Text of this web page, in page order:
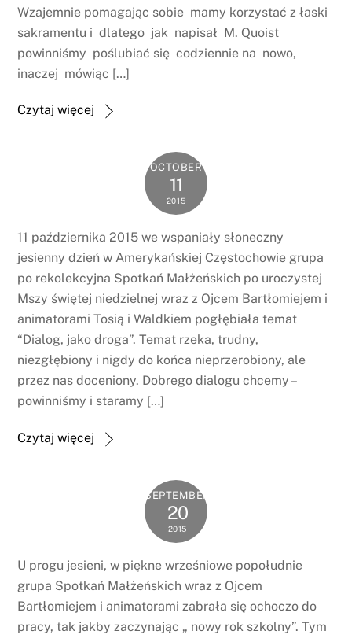
Wzajemnie pomagając sobie mamy korzystać z łaski
sakramentu i dlatego jak napisał M. Quoist
powinniśmy poślubiać się codziennie na nowo,
inaczej mówiąc […]
Czytaj więcej
OCTOBER
11
2015
11 października 2015 we wspaniały słoneczny
jesienny dzień w Amerykańskiej Częstochowie grupa
po rekolekcyjna Spotkań Małżeńskich po uroczystej
Mszy świętej niedzielnej wraz z Ojcem Bartłomiejem i
animatorami Tosią i Waldkiem pogłębiała temat
“Dialog, jako droga”. Temat rzeka, trudny,
niezgłębiony i nigdy do końca nieprzerobiony, ale
przez nas doceniony. Dobrego dialogu chcemy –
powinniśmy i staramy […]
Czytaj więcej
SEPTEMBER
20
2015
U progu jesieni, w piękne wrześniowe popołudnie
grupa Spotkań Małżeńskich wraz z Ojcem
Bartłomiejem i animatorami zabrała się ochoczo do
pracy, tak jakby zaczynając „ nowy rok szkolny”. Tym